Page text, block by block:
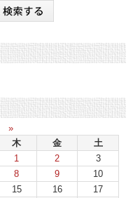
»
木 金
土
1
2
3
8 9
10
15 16
17